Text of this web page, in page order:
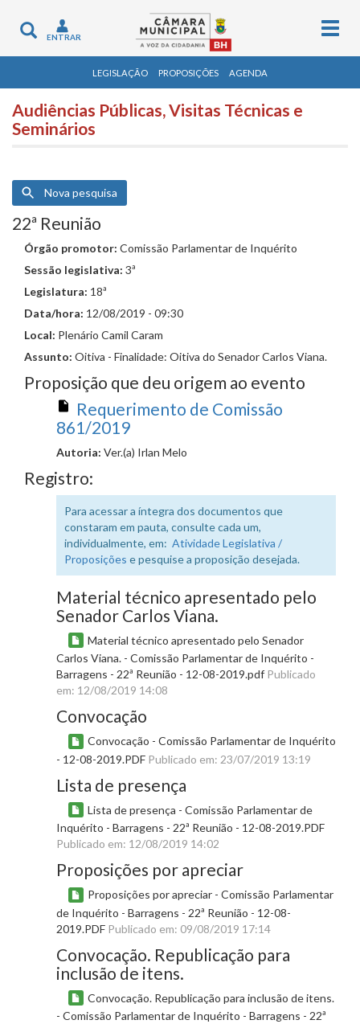
Toggle
navigation
ENTRAR
LEGISLAÇÃO PROPOSIÇÕES AGENDA
Audiências Públicas, Visitas Técnicas e
Seminários
Nova pesquisa
22ª Reunião
Órgão promotor: Comissão Parlamentar de Inquérito
Sessão legislativa: 3ª
Legislatura: 18ª
Data/hora: 12/08/2019 - 09:30
Local: Plenário Camil Caram
Assunto: Oitiva - Finalidade: Oitiva do Senador Carlos Viana.
Proposição que deu origem ao evento
Requerimento de Comissão
861/2019
Autoria: Ver.(a) Irlan Melo
Registro:
Para acessar a íntegra dos documentos que
constaram em pauta, consulte cada um,
individualmente, em: Atividade Legislativa /
Proposições e pesquise a proposição desejada.
Material técnico apresentado pelo
Senador Carlos Viana.
Material técnico apresentado pelo Senador
Carlos Viana. - Comissão Parlamentar de Inquérito -
Barragens - 22ª Reunião - 12-08-2019.pdf Publicado
em: 12/08/2019 14:08
Convocação
Convocação - Comissão Parlamentar de Inquérito
- 12-08-2019.PDF Publicado em: 23/07/2019 13:19
Lista de presença
Lista de presença - Comissão Parlamentar de
Inquérito - Barragens - 22ª Reunião - 12-08-2019.PDF
Publicado em: 12/08/2019 14:02
Proposições por apreciar
Proposições por apreciar - Comissão Parlamentar
de Inquérito - Barragens - 22ª Reunião - 12-08-
2019.PDF Publicado em: 09/08/2019 17:14
Convocação. Republicação para
inclusão de itens.
Convocação. Republicação para inclusão de itens.
- Comissão Parlamentar de Inquérito - Barragens - 22ª